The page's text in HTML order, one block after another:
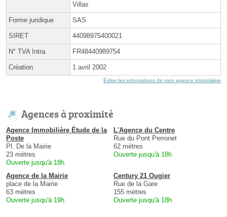
Villas
Forme juridique SAS
SIRET 44098975400021
N° TVA Intra. FR48440989754
Création 1 avril 2002
Éditer les informations de mon agence immobilière
Agences à proximité
Agence Immobilière Étude de la
Poste
Pl. De la Mairie
23 mètres
Ouverte jusqu'à 18h
L'Agence du Centre
Rue du Pont Perronet
62 mètres
Ouverte jusqu'à 18h
Agence de la Mairie
place de la Mairie
63 mètres
Ouverte jusqu'à 19h
Century 21 Ougier
Rue de la Gare
155 mètres
Ouverte jusqu'à 18h